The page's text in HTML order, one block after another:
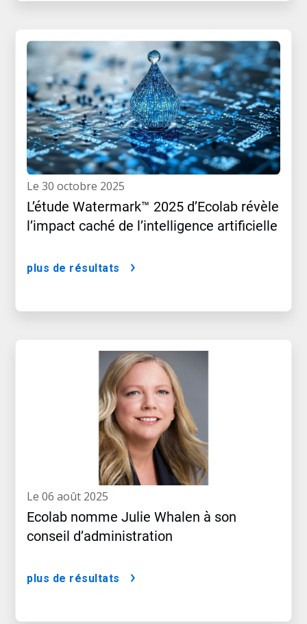
le 30 octobre 2025
L’étude Watermark™ 2025 d’Ecolab révèle
l’impact caché de l’intelligence artificielle
plus de résultats
le 06 août 2025
Ecolab nomme Julie Whalen à son
conseil d’administration
plus de résultats